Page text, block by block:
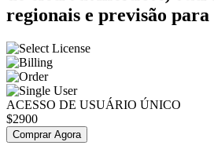
regionais e previsão para
ACESSO DE USUÁRIO ÚNICO
$2900
Comprar Agora